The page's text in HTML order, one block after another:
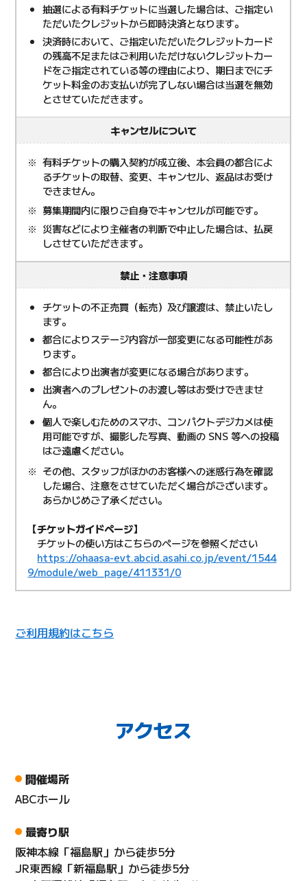
抽選による有料チケットに当選した場合は、ご指定い
ただいたクレジットから即時決済となります。
決済時において、ご指定いただいたクレジットカード
の残高不足またはご利用いただけないクレジットカー
ドをご指定されている等の理由により、期日までにチ
ケット料金のお支払いが完了しない場合は当選を無効
とさせていただきます。
キャンセルについて
有料チケットの購入契約が成立後、本会員の都合によ
るチケットの取替、変更、キャンセル、返品はお受け
できません。
募集期間内に限りご自身でキャンセルが可能です。
災害などにより主催者の判断で中止した場合は、払戻
しさせていただきます。
禁止・注意事項
チケットの不正売買（転売）及び譲渡は、禁止いたし
ます。
都合によりステージ内容が一部変更になる可能性があ
ります。
都合により出演者が変更になる場合があります。
出演者へのプレゼントのお渡し等はお受けできませ
ん。
個人で楽しむためのスマホ、コンパクトデジカメは使
用可能ですが、撮影した写真、動画の SNS 等への投稿
はご遠慮ください。
その他、スタッフがほかのお客様への迷惑行為を確認
した場合、注意をさせていただく場合がございます。
あらかじめご了承ください。
【チケットガイドページ】
チケットの使い方はこちらのページを参照ください
https://ohaasa-evt.abcid.asahi.co.jp/event/1544
9/module/web_page/411331/0
ご利用規約はこちら
アクセス
開催場所
ABCホール
最寄り駅
阪神本線「福島駅」から徒歩5分
JR東西線「新福島駅」から徒歩5分